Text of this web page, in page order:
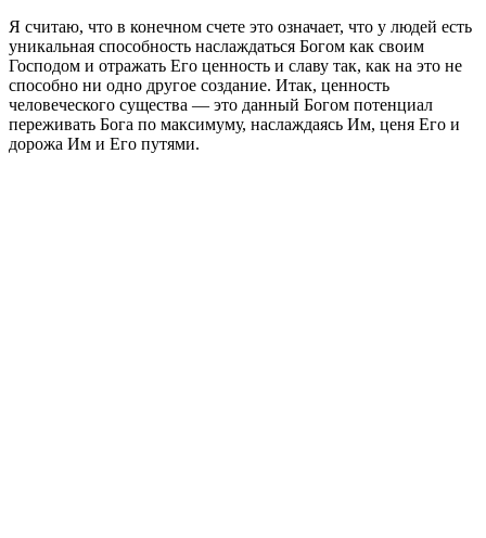
Я считаю, что в конечном счете это означает, что у людей есть
уникальная способность наслаждаться Богом как своим
Господом и отражать Его ценность и славу так, как на это не
способно ни одно другое создание. Итак, ценность
человеческого существа — это данный Богом потенциал
переживать Бога по максимуму, наслаждаясь Им, ценя Его и
дорожа Им и Его путями.